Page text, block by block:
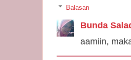
Balasan
Bunda
aamiin,